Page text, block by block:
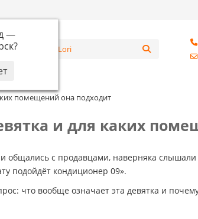
—
?
помещений она подходит
и для каких
общались с продавцами, наверняка слышали
подойдёт кондиционер 09».
что вообще означает эта девятка и